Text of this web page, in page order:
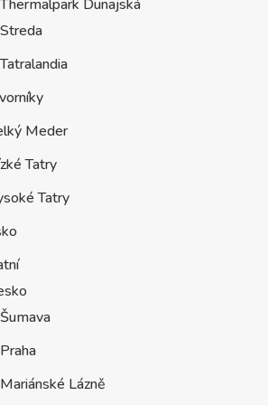
Thermalpark Dunajská
Streda
Tatralandia
Meder
Tatry
Tatry
Šumava
Praha
Mariánské Lázně